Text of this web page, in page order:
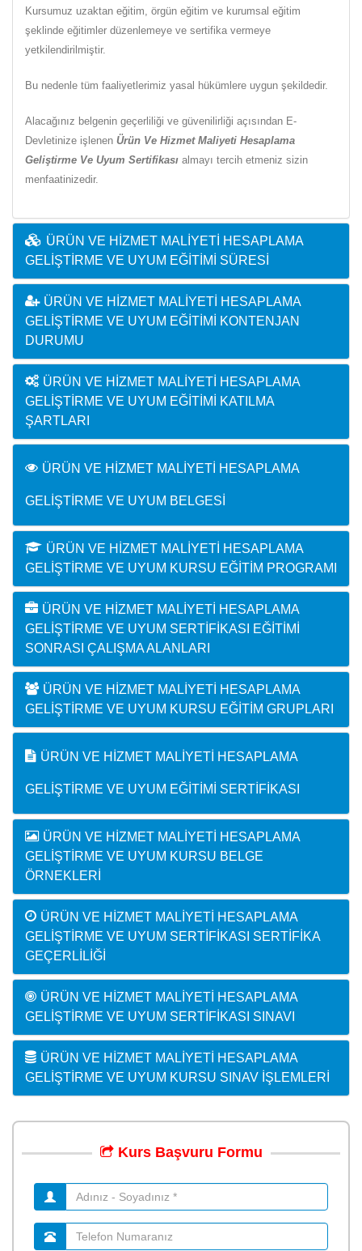
Kursumuz uzaktan eğitim, örgün eğitim ve kurumsal eğitim
şeklinde eğitimler düzenlemeye ve sertifika vermeye
yetkilendirilmiştir.
Bu nedenle tüm faaliyetlerimiz yasal hükümlere uygun şekildedir.
Alacağınız belgenin geçerliliği ve güvenilirliği açısından E-
Devletinize işlenen Ürün Ve Hizmet Maliyeti Hesaplama
Geliştirme Ve Uyum Sertifikası almayı tercih etmeniz sizin
menfaatinizedir.
ÜRÜN VE HIZMET MALIYETI HESAPLAMA
GELIŞTIRME VE UYUM EĞITIMI SÜRESI
ÜRÜN VE HIZMET MALIYETI HESAPLAMA
GELIŞTIRME VE UYUM EĞITIMI KONTENJAN
DURUMU
ÜRÜN VE HIZMET MALIYETI HESAPLAMA
GELIŞTIRME VE UYUM EĞITIMI KATILMA
ŞARTLARI
ÜRÜN VE HIZMET MALIYETI HESAPLAMA
GELIŞTIRME VE UYUM BELGESI
ÜRÜN VE HIZMET MALIYETI HESAPLAMA
GELIŞTIRME VE UYUM KURSU EĞITIM PROGRAMI
ÜRÜN VE HIZMET MALIYETI HESAPLAMA
GELIŞTIRME VE UYUM SERTIFIKASI EĞITIMI
SONRASI ÇALIŞMA ALANLARI
ÜRÜN VE HIZMET MALIYETI HESAPLAMA
GELIŞTIRME VE UYUM KURSU EĞITIM GRUPLARI
ÜRÜN VE HIZMET MALIYETI HESAPLAMA
GELIŞTIRME VE UYUM EĞITIMI SERTIFIKASI
ÜRÜN VE HIZMET MALIYETI HESAPLAMA
GELIŞTIRME VE UYUM KURSU BELGE
ÖRNEKLERI
ÜRÜN VE HIZMET MALIYETI HESAPLAMA
GELIŞTIRME VE UYUM SERTIFIKASI SERTIFIKA
GEÇERLILIĞI
ÜRÜN VE HIZMET MALIYETI HESAPLAMA
GELIŞTIRME VE UYUM SERTIFIKASI SINAVI
ÜRÜN VE HIZMET MALIYETI HESAPLAMA
GELIŞTIRME VE UYUM KURSU SINAV İŞLEMLERI
Kurs Başvuru Formu